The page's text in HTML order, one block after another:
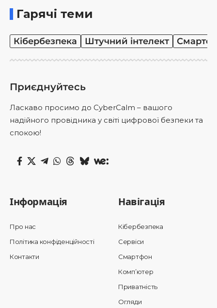
Гарячі теми
Кібербезпека Штучний інтелект
Приєднуйтесь
Ласкаво просимо до CyberCalm – вашого
надійного провідника у світі цифрової безпеки та
спокою!
Інформація
Про нас
Політика конфіденційності
Контакти
Навігація
Кібербезпека
Сервіси
Смартфон
Комп’ютер
Приватність
Огляди